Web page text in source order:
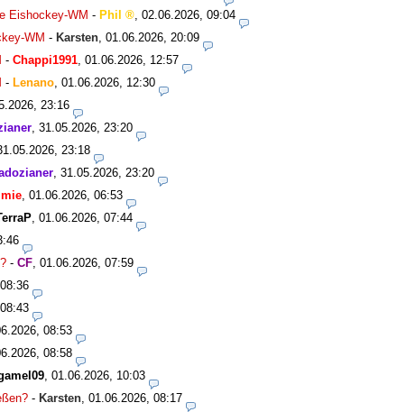
Eishockey-WM - Phil
02.06.2026, 09:04
WM - Karsten 01.06.2026, 20:09
- Chappi1991 01.06.2026, 12:57
- Lenano 01.06.2026, 12:30
23:16
31.05.2026, 23:20
23:18
31.05.2026, 23:20
01.06.2026, 06:53
01.06.2026, 07:44
- CF 01.06.2026, 07:59
08:53
08:58
01.06.2026, 10:03
- Karsten 01.06.2026, 08:17